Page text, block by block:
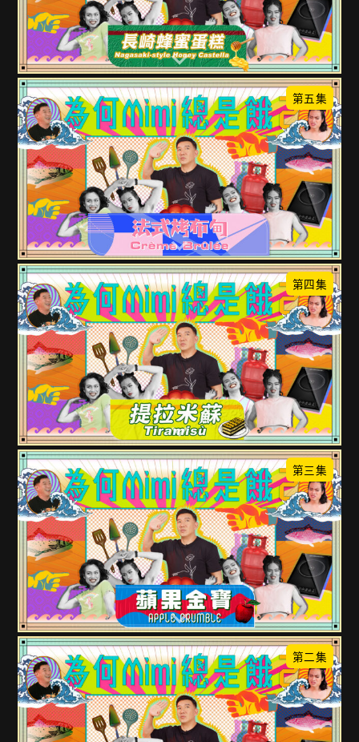
第五集
第四集
第三集
第二集